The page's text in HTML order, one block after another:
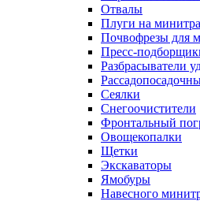
Отвалы
Плуги на
Почвофрезы для
Пресс-
Разбрасыватели
Сеялки
Снегоочистители
Фронтальный
Овощекопалки
Щетки
Экскаваторы
Ямобуры
Навесного